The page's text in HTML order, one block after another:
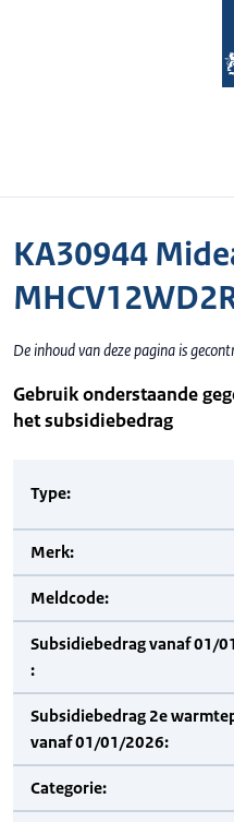
KA30944
De inhoud van deze pagina is
Gebruik onderstaande
het subsidiebedrag
Type:
Merk:
Meldcode:
Subsidiebedrag vanaf 01/
:
Subsidiebedrag 2e
vanaf 01/01/2026:
Categorie: